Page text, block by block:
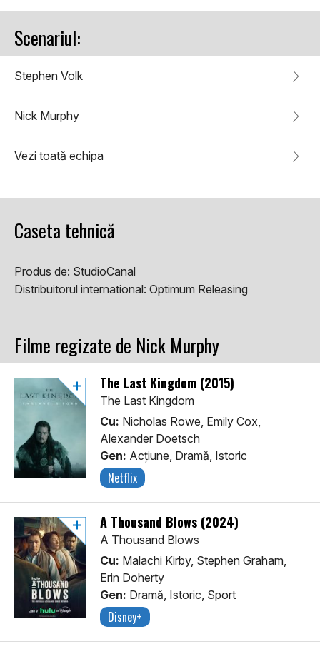
Scenariul:
Stephen Volk
Nick Murphy
Vezi toată echipa
Caseta tehnică
Produs de: StudioCanal
Distribuitorul international: Optimum Releasing
Filme regizate de Nick Murphy
The Last Kingdom (2015)
The Last Kingdom
Cu: Nicholas Rowe, Emily Cox,
Alexander Doetsch
Gen: Acţiune, Dramă, Istoric
Netflix
A Thousand Blows (2024)
A Thousand Blows
Cu: Malachi Kirby, Stephen Graham,
Erin Doherty
Gen: Dramă, Istoric, Sport
Disney+